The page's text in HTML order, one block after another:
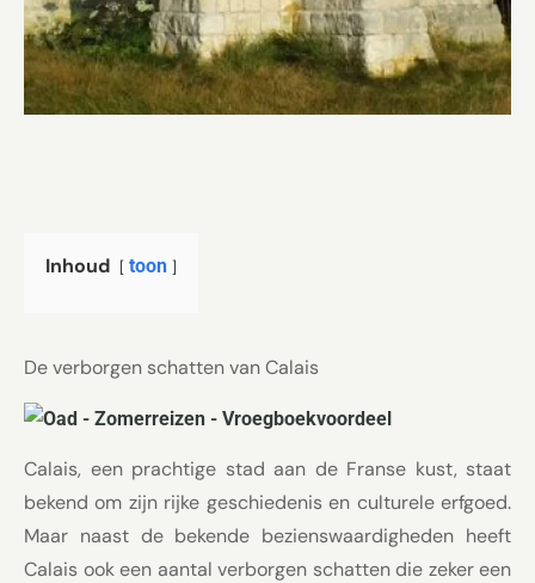
Inhoud toon
De verborgen schatten van Calais
Calais, een prachtige stad aan de Franse kust, staat
bekend om zijn rijke geschiedenis en culturele erfgoed.
Maar naast de bekende bezienswaardigheden heeft
Calais ook een aantal verborgen schatten die zeker een